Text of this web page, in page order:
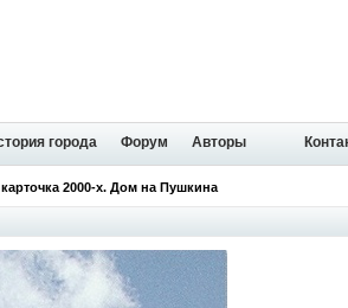
города Форум Авторы
2000-х. Дом на Пушкина